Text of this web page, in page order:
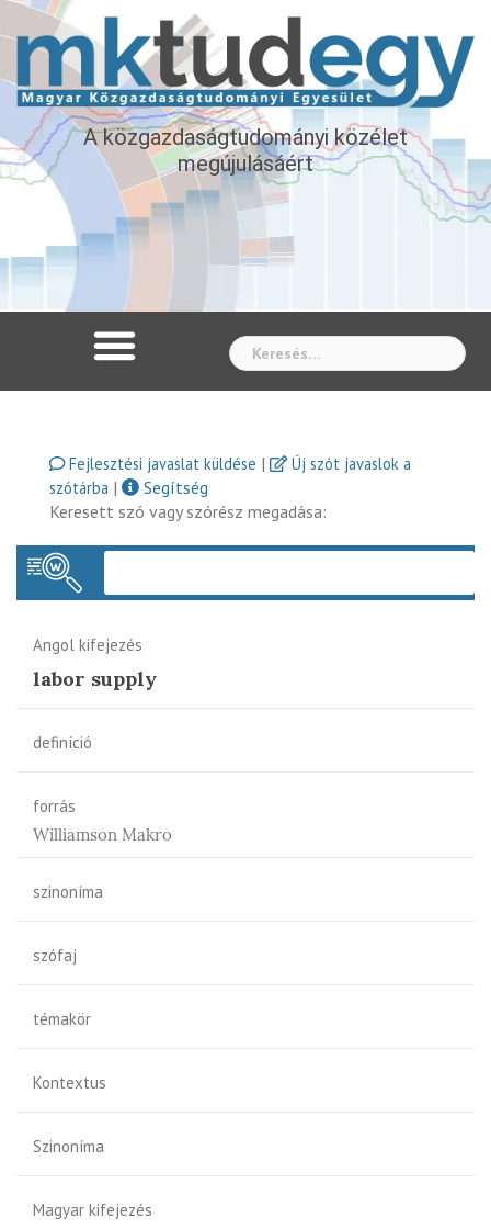
A közgazdaságtudományi közélet
megújulásáért
Fejlesztési javaslat küldése |
Új szót javaslok a
szótárba |
Segítség
Keresett szó vagy szórész megadása:
Angol kifejezés
labor supply
definíció
forrás
Williamson Makro
szinoníma
szófaj
témakör
Kontextus
Szinoníma
Magyar kifejezés